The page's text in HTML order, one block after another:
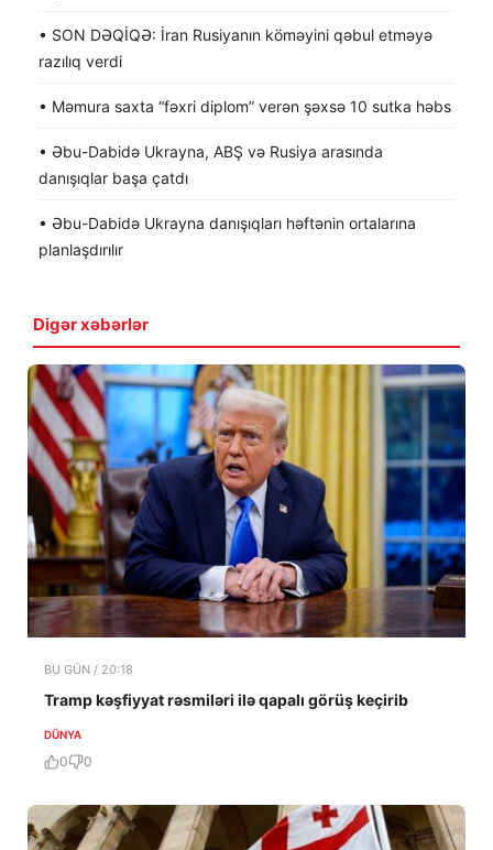
• SON DƏQİQƏ: İran Rusiyanın köməyini qəbul etməyə
razılıq verdi
• Məmura saxta “fəxri diplom” verən şəxsə 10 sutka həbs
• Əbu-Dabidə Ukrayna, ABŞ və Rusiya arasında
danışıqlar başa çatdı
• Əbu-Dabidə Ukrayna danışıqları həftənin ortalarına
planlaşdırılır
Digər xəbərlər
BU GÜN / 20:18
Tramp kəşfiyyat rəsmiləri ilə qapalı görüş keçirib
DÜNYA
0 0